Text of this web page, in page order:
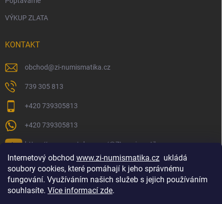
Internetový obchod www.zi-numismatika.cz ukládá
soubory cookies, které pomáhají k jeho správnému
fungování. Využíváním našich služeb s jejich používáním
souhlasíte. Více informací zde.
VÝKUP ZLATA
KONTAKT
obchod@zi-numismatika.cz
739 305 813
+420 739305813
+420 739305813
https://www.youtube.com/@ZInumismatika
Zlaté investování Golf shop Golfstart Houby a bylinky